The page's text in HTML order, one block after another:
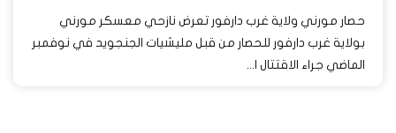
حصار مورني ولاية غرب دارفور تعرض نازحي معسكر مورني
بولاية غرب دارفور للحصار من قبل مليشيات الجنجويد في نوفمبر
الماضي جراء الاقتتال ا...